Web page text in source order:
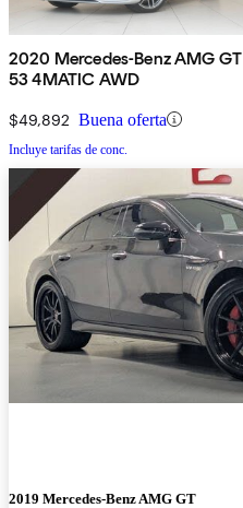
2020 Mercedes-Benz AMG GT
53 4MATIC AWD
$49,892 Buena oferta
Incluye tarifas de conc.
2019 Mercedes-Benz AMG GT